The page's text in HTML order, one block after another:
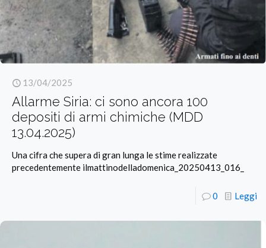
13/04/2025
Allarme Siria: ci sono ancora 100
depositi di armi chimiche (MDD
13.04.2025)
Una cifra che supera di gran lunga le stime realizzate
precedentemente ilmattinodelladomenica_20250413_016_
0 Leggi